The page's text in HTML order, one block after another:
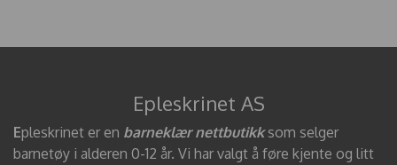
Epleskrinet AS
Epleskrinet er en barneklær nettbutikksom selger
barnetøy i alderen 0-12 år. Vi har valgt å føre kjente og litt